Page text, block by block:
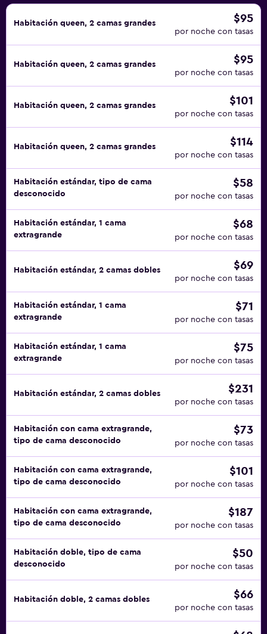
Habitación queen, 2 camas grandes $95
por noche con tasas
Habitación queen, 2 camas grandes $95
por noche con tasas
Habitación queen, 2 camas grandes $101
por noche con tasas
Habitación queen, 2 camas grandes $114
por noche con tasas
Habitación estándar, tipo de cama
desconocido
$58
por noche con tasas
Habitación estándar, 1 cama
extragrande
$68
por noche con tasas
Habitación estándar, 2 camas dobles $69
por noche con tasas
Habitación estándar, 1 cama
extragrande
$71
por noche con tasas
Habitación estándar, 1 cama
extragrande
$75
por noche con tasas
Habitación estándar, 2 camas dobles $231
por noche con tasas
Habitación con cama extragrande,
tipo de cama desconocido
$73
por noche con tasas
Habitación con cama extragrande,
tipo de cama desconocido
$101
por noche con tasas
Habitación con cama extragrande,
tipo de cama desconocido
$187
por noche con tasas
Habitación doble, tipo de cama
desconocido
$50
por noche con tasas
Habitación doble, 2 camas dobles $66
por noche con tasas